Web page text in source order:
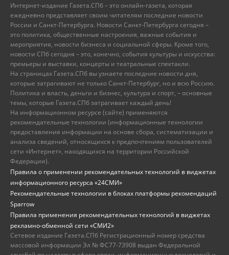
Интернет-издание Газета.СПб – это онлайн-газета, которая
ежедневно представляет своим читателям последние новости
России и Санкт-Петербурга. Новости Санкт-Петербурга сегодня –
это политика, общественные настроения, важные события и
мероприятия, новости бизнеса и социальной сферы. Кроме того,
новости СПб сегодня – это, конечно, события культуры и искусства:
премьеры и выставки, концерты и театральные спектакли.
На страницах Газета.СПб вы узнаете последние новости дня,
которые затрагивают не только Санкт-Петербург, но и всю Россию.
Политика и власть, деньги и бизнес, культура и спорт, – основные
темы, которые Газета.СПб затрагивает каждый день!
На информационном ресурсе (сайте) применяются
рекомендательные технологии (информационные технологии
предоставления информации на основе сбора, систематизации и
анализа сведений, относящихся к предпочтениям пользователей
сети «Интернет», находящихся на территории Российской
Федерации).
Правила о применении рекомендательных технологий в виджетах
информационного ресурса «24СМИ»
Рекомендательные технологии в блоках платформы рекомендаций
Sparrow
Правила применения рекомендательных технологий в виджетах
рекламно-обменной сети «СМИ2»
Сетевое издание Газета.СПб Регистрационный номер средства
массовой информации Эл № ФС77-73908 выдан Федеральной